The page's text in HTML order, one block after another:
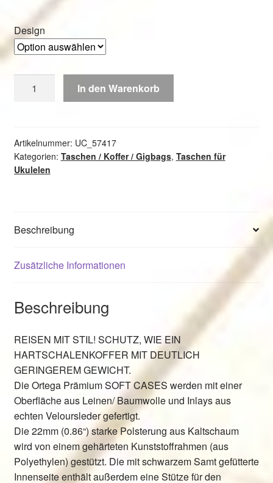
Design
Softcase
Ukulele
Menge
In den Warenkorb
Artikelnummer: UC_57417
Kategorien: Taschen / Koffer / Gigbags, Taschen für
Ukulelen
Beschreibung
Zusätzliche Informationen
Beschreibung
REISEN MIT STIL! SCHUTZ, WIE EIN
HARTSCHALENKOFFER MIT DEUTLICH
GERINGEREM GEWICHT.
Die Ortega Prämium SOFT CASES werden mit einer
Oberfläche aus Leinen/ Baumwolle und Inlays aus
echten Veloursleder gefertigt.
Die 22mm (0.86“) starke Polsterung aus Kaltschaum
wird von einem gehärteten Kunststoffrahmen (aus
Polyethylen) gestützt. Die mit schwarzem Samt gefütterte
Innenseite enthält außerdem eine Stütze für den